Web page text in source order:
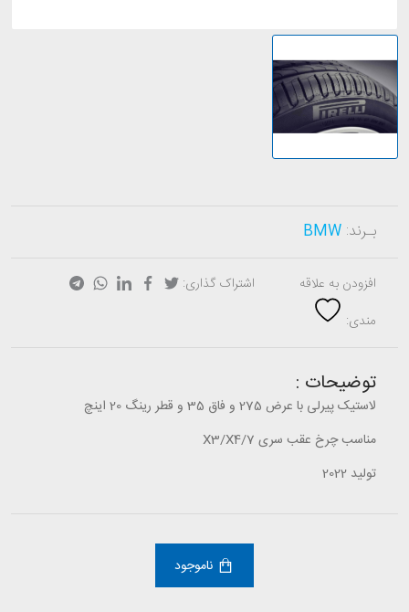
بـرند: BMW
افزودن به علاقه
مندی:
اشتراک گذاری:
توضیحات :
لاستیک پیرلی با عرض 275 و فاق 35 و قطر رینگ 20 اینچ
مناسب چرخ عقب سری X3/X4/7
تولید 2022
ناموجود